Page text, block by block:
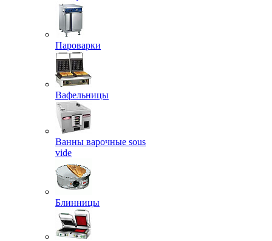
Пароварки
Вафельницы
Ванны варочные sous
vide
Блинницы